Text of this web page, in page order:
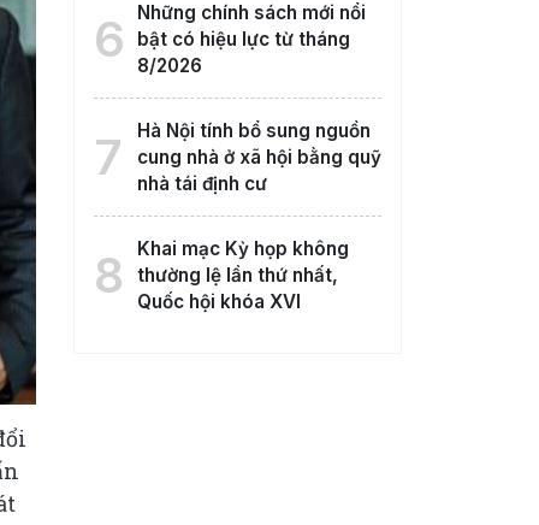
6
Những chính sách mới nổi
bật có hiệu lực từ tháng
8/2026
7
Hà Nội tính bổ sung nguồn
cung nhà ở xã hội bằng quỹ
nhà tái định cư
8
Khai mạc Kỳ họp không
thường lệ lần thứ nhất,
Quốc hội khóa XVI